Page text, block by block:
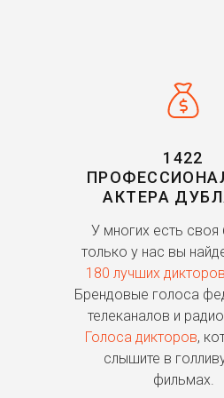
1422
АКТЕРА
У многих есть своя
только у нас вы
180 лучших
Брендовые голоса
телеканалов и
Голоса дикторов,
слышите в
фильмах.